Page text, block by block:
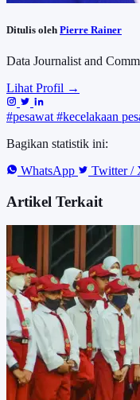
Ditulis oleh Pierre Rainer
Data Journalist and
Lihat Profil →
#pesawat #kecelakaan
Bagikan statistik ini:
WhatsApp
Twitter /
Artikel Terkait